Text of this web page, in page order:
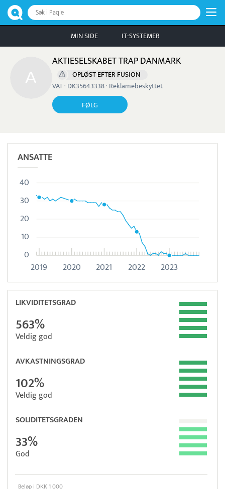
Søk i Paqle
MIN SIDE IT-SYSTEMER
AKTIESELSKABET TRAP DANMARK
OPLØST EFTER FUSION
VAT · DK35643338 · Reklamebeskyttet
FØLG
ANSATTE
2019 2020 2021 2022 2023
0
10
20
30
40
LIKVIDITETSGRAD
563%
Veldig god
AVKASTNINGSGRAD
102%
Veldig god
SOLIDITETSGRADEN
33%
God
Beløp i DKK 1 000